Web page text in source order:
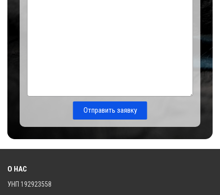
Отправить заявку
О НАС
УНП 192923558